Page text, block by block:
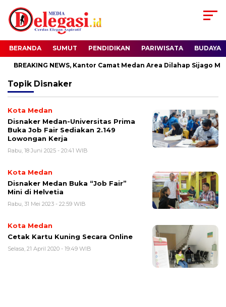
BERANDA SUMUT PENDIDIKAN PARIWISATA BUDAYA
BREAKING NEWS, Kantor Camat Medan Area Dilahap Sijago
Topik Disnaker
Kota Medan
Disnaker Medan-Universitas Prima
Buka Job Fair Sediakan 2.149
Lowongan Kerja
Rabu, 18 Juni 2025 - 20:41 WIB
Kota Medan
Disnaker Medan Buka “Job Fair”
Mini di Helvetia
Rabu, 31 Mei 2023 - 22:59 WIB
Kota Medan
Cetak Kartu Kuning Secara Online
Selasa, 21 April 2020 - 19:49 WIB